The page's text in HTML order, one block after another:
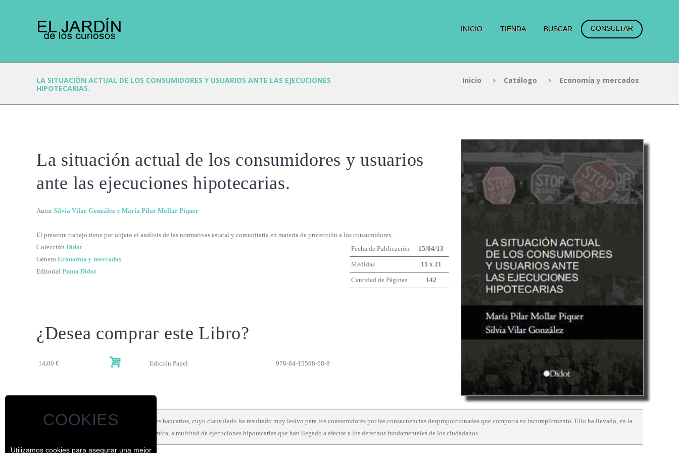
COOKIES
Utilizamos cookies para asegurar una mejor
INICIO TIENDA BUSCAR CONSULTAR
LA SITUACIÓN ACTUAL DE LOS CONSUMIDORES Y USUARIOS ANTE LAS EJECUCIONES
HIPOTECARIAS.
Inicio Catálogo Economía y mercados
La situación actual de los consumidores y usuarios
ante las ejecuciones hipotecarias.
AutorSilvia Vilar González y María Pilar Mollar Piquer
El presente trabajo tiene por objeto el análisis de las normativas estatal y comunitaria en materia de protección a los consumidores,
Colección Didot
Género Economía y mercados
Editorial Punto Didot
Fecha de Publicación 15/04/13
Medidas 15 x 21
Cantidad de Páginas 142
¿Desea comprar este Libro?
14,00 € Edición Papel 978-84-15598-68-8
... en relación con los contratos hipotecarios bancarios, cuyo clausulado ha resultado muy lesivo para los consumidores por las consecuencias desproporcionadas que comporta su incumplimiento. Ello ha llevado, en la
actual situación de gravísima crisis económica, a multitud de ejecuciones hipotecarias que han llegado a afectar a los derechos fundamentales de los ciudadanos.